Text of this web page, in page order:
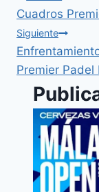
Cuadros
Siguiente
Premier Padel